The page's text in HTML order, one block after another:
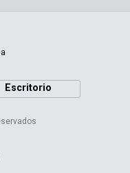
Escritorio